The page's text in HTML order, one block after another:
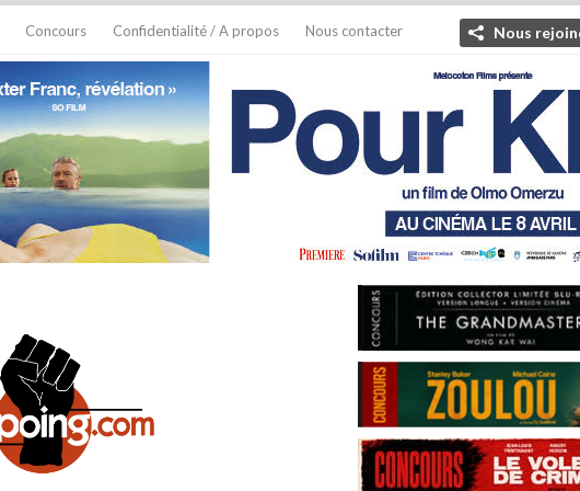
Concours Confidentialité / A propos Nous contacter Nous